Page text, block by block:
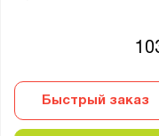
Быстрый заказ